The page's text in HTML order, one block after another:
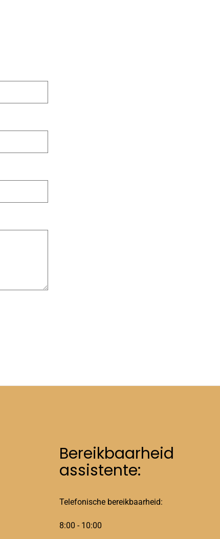
Bereikbaarheid
assistente:
Telefonische bereikbaarheid:
8:00 - 10:00